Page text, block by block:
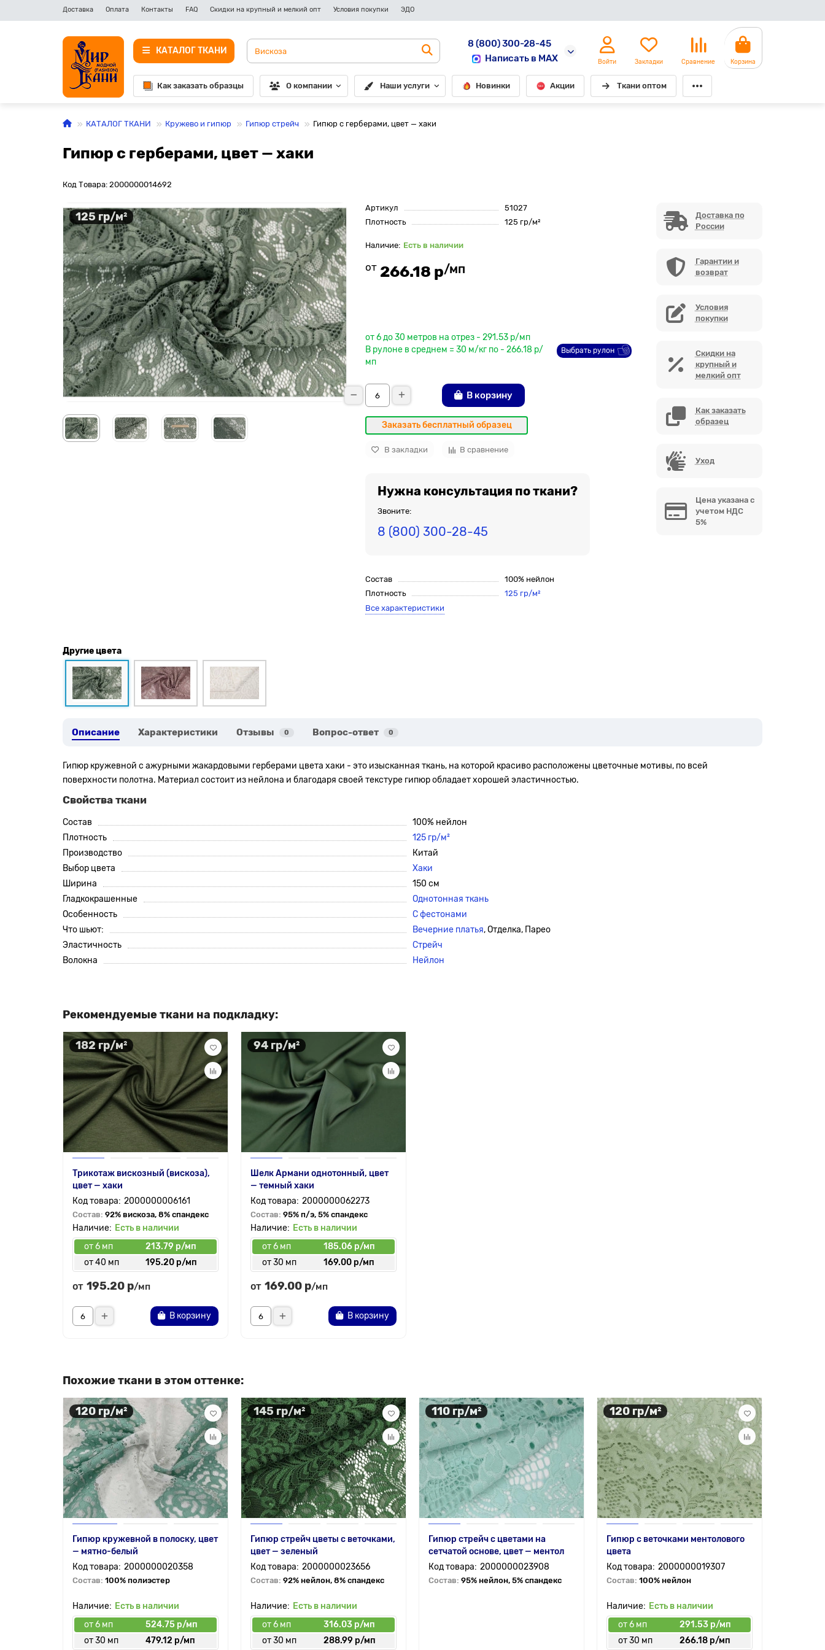
Доставка Оплата Контакты FAQ Скидки на крупный и мелкий опт Условия покупки ЭДО
КАТАЛОГ ТКАНИ
8 (800) 300-28-45
Написать в MAX
Войти Закладки Сравнение Корзина
Как заказать образцы О компании Наши услуги Новинки Акции Ткани оптом
КАТАЛОГ ТКАНИ Кружево и гипюр Гипюр стрейч Гипюр с герберами, цвет — хаки
Гипюр с герберами, цвет — хаки
Код Товара: 2000000014692
125 гр/м²
Артикул
51027
Плотность
125 гр/м²
Есть в наличии
от 266.18 р/мп
от 6 до 30 метров на отрез - 291.53 р/мп
В рулоне в среднем = 30 м/кг по - 266.18 р/
мп
Выбрать рулон
В корзину
Заказать бесплатный образец
В закладки В сравнение
Нужна консультация по ткани?
Звоните:
8 (800) 300-28-45
Состав
100% нейлон
Плотность
125 гр/м²
Все характеристики
Доставка по
России
Гарантии и
возврат
Условия
покупки
Скидки на
крупный и
мелкий опт
Как заказать
образец
Уход
Цена указана с
учетом НДС
5%
Другие цвета
Описание Характеристики Отзывы 0 Вопрос-ответ 0
Гипюр кружевной с ажурными жакардовыми герберами цвета хаки - это изысканная ткань, на которой красиво расположены цветочные мотивы, по всей
поверхности полотна. Материал состоит из нейлона и благодаря своей текстуре гипюр обладает хорошей эластичностью.
Свойства ткани
Состав
100% нейлон
Плотность
125 гр/м²
Производство
Китай
Выбор цвета
Хаки
Ширина
150 см
Гладкокрашенные
Однотонная ткань
Особенность
С фестонами
Что шьют:
Вечерние платья, Отделка, Парео
Эластичность
Стрейч
Волокна
Нейлон
Рекомендуемые ткани на подкладку:
182 гр/м²
Трикотаж вискозный (вискоза),
цвет — хаки
2000000006161
Состав: 92% вискоза, 8% спандекс
Есть в наличии
от 6 мп
213.79 р/мп
от 40 мп
195.20 р/мп
от 195.20 р/мп
В корзину
94 гр/м²
Шелк Армани однотонный, цвет
— темный хаки
2000000062273
Состав: 95% п/э, 5% спандекс
Есть в наличии
от 6 мп
185.06 р/мп
от 30 мп
169.00 р/мп
от 169.00 р/мп
В корзину
Похожие ткани в этом оттенке:
120 гр/м²
Гипюр кружевной в полоску, цвет
— мятно-белый
2000000020358
Состав: 100% полиэстер
Есть в наличии
от 6 мп
524.75 р/мп
от 30 мп
479.12 р/мп
145 гр/м²
Гипюр стрейч цветы с веточками,
цвет — зеленый
2000000023656
Состав: 92% нейлон, 8% спандекс
Есть в наличии
от 6 мп
316.03 р/мп
от 30 мп
288.99 р/мп
110 гр/м²
Гипюр стрейч с цветами на
сетчатой основе, цвет — ментол
2000000023908
Состав: 95% нейлон, 5% спандекс
120 гр/м²
Гипюр с веточками ментолового
цвета
2000000019307
Состав: 100% нейлон
Есть в наличии
от 6 мп
291.53 р/мп
от 30 мп
266.18 р/мп